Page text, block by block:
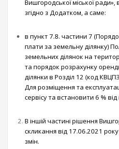
Вишгородської міської
згідно з Додатком, а саме:
в пункт 7.8. частини 7
плати за земельну ділянку)
земельних ділянок на
та порядок розрахунку
ділянки в Розділ 12 (код
Для розміщення та
сервісута встановити 6 % від
В іншій частині рішення
скликання від 17.06.2021
змін.